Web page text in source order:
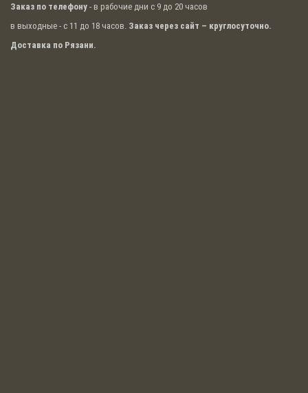
Заказ по телефону - в рабочие дни с 9 до 20 часов
в выходные - с 11 до 18 часов. Заказ через сайт – круглосуточно.
Доставка по Рязани.